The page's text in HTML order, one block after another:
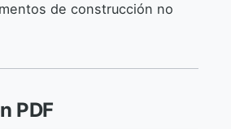
de construcción no
PDF